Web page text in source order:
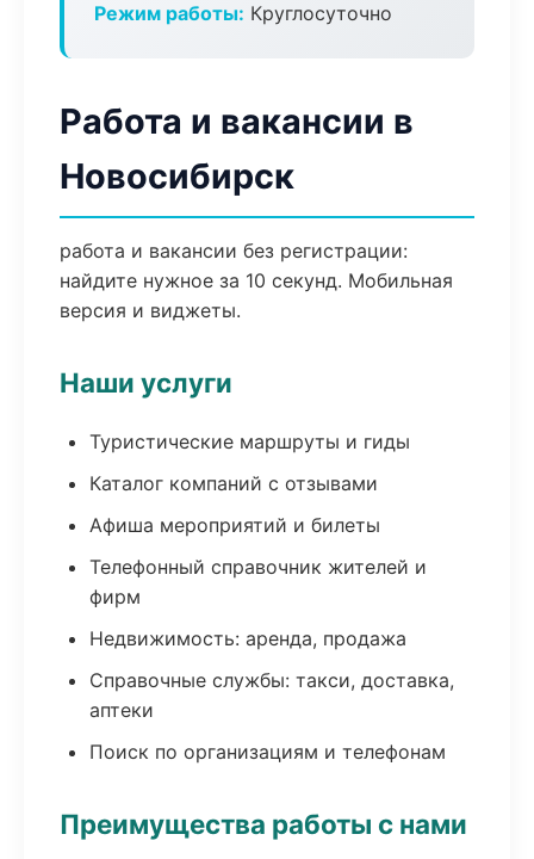
Режим работы: Круглосуточно
Работа и вакансии в
Новосибирск
работа и вакансии без регистрации:
найдите нужное за 10 секунд. Мобильная
версия и виджеты.
Наши услуги
Туристические маршруты и гиды
Каталог компаний с отзывами
Афиша мероприятий и билеты
Телефонный справочник жителей и
фирм
Недвижимость: аренда, продажа
Справочные службы: такси, доставка,
аптеки
Поиск по организациям и телефонам
Преимущества работы с нами